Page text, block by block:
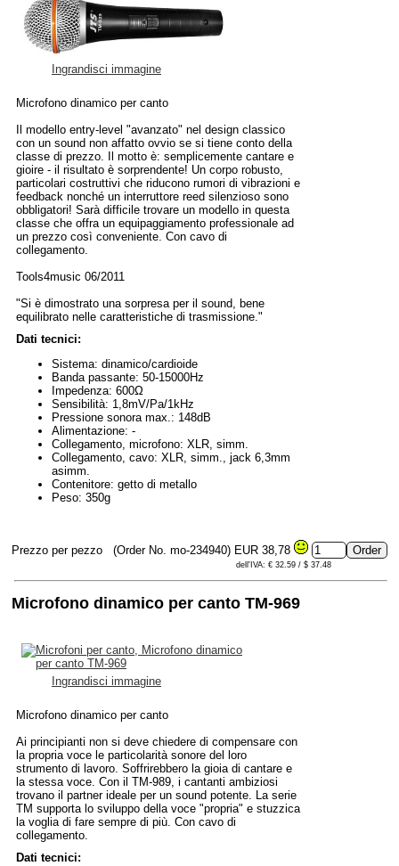
Ingrandisci immagine
Microfono dinamico per canto
Il modello entry-level "avanzato" nel design classico
con un sound non affatto ovvio se si tiene conto della
classe di prezzo. Il motto è: semplicemente cantare e
gioire - il risultato è sorprendente! Un corpo robusto,
particolari costruttivi che riducono rumori di vibrazioni e
feedback nonché un interruttore reed silenzioso sono
obbligatori! Sarà difficile trovare un modello in questa
classe che offra un equipaggiamento professionale ad
un prezzo così conveniente. Con cavo di
collegamento.
Tools4music 06/2011
"Si è dimostrato una sorpresa per il sound, bene
equilibrato nelle caratteristiche di trasmissione."
Dati tecnici:
Sistema: dinamico/cardioide
Banda passante: 50-15000Hz
Impedenza: 600Ω
Sensibilità: 1,8mV/Pa/1kHz
Pressione sonora max.: 148dB
Alimentazione: -
Collegamento, microfono: XLR, simm.
Collegamento, cavo: XLR, simm., jack 6,3mm
asimm.
Contenitore: getto di metallo
Peso: 350g
Prezzo per pezzo (Order No. mo-234940) EUR 38,78
dell'IVA: € 32.59 / $ 37.48
Microfono dinamico per canto TM-969
Ingrandisci immagine
Microfono dinamico per canto
Ai principianti non si deve chiedere di compensare con
la propria voce le particolarità sonore del loro
strumento di lavoro. Soffrirebbero la gioia di cantare e
la stessa voce. Con il TM-989, i cantanti ambiziosi
trovano il partner ideale per un sound potente. La serie
TM supporta lo sviluppo della voce "propria" e stuzzica
la voglia di fare sempre di più. Con cavo di
collegamento.
Dati tecnici: